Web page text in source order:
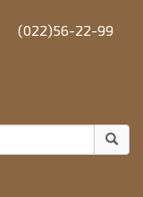
(022)56-22-99